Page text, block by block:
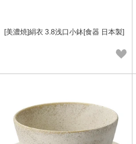
[美濃焼]絹衣 3.8浅口小鉢[食器 日本製]